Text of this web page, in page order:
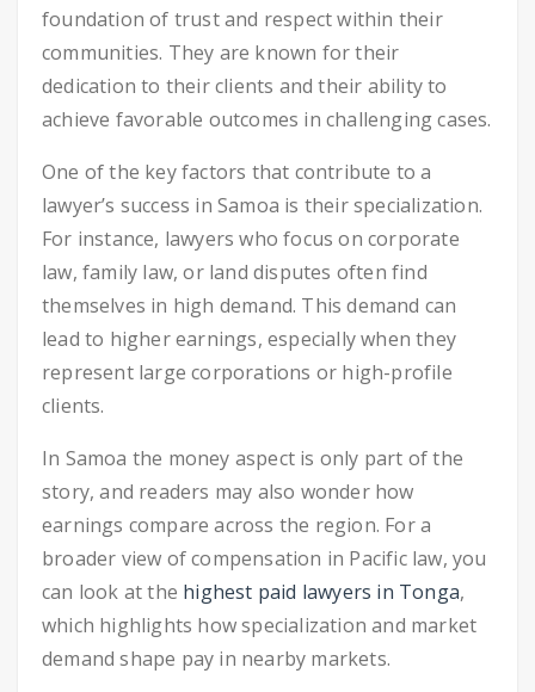
foundation of trust and respect within their
communities. They are known for their
dedication to their clients and their ability to
achieve favorable outcomes in challenging cases.
One of the key factors that contribute to a
lawyer’s success in Samoa is their specialization.
For instance, lawyers who focus on corporate
law, family law, or land disputes often find
themselves in high demand. This demand can
lead to higher earnings, especially when they
represent large corporations or high-profile
clients.
In Samoa the money aspect is only part of the
story, and readers may also wonder how
earnings compare across the region. For a
broader view of compensation in Pacific law, you
can look at the highest paid lawyers in Tonga,
which highlights how specialization and market
demand shape pay in nearby markets.